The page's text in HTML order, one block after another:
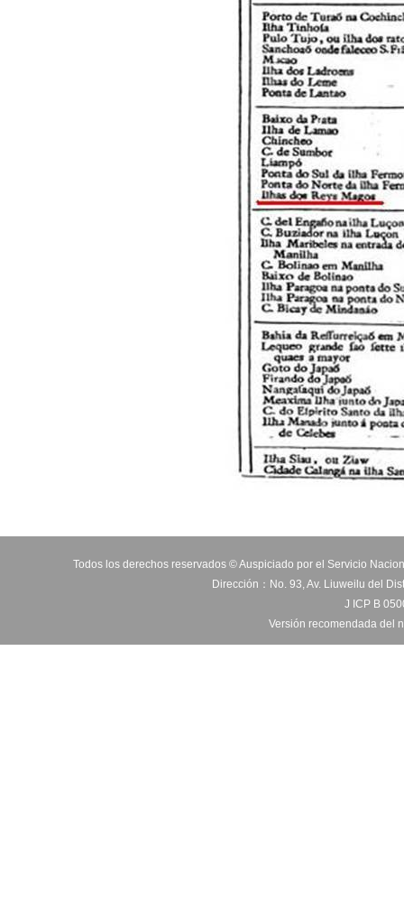
Todos los derechos reservados © Auspiciado por el Servicio
Dirección：No. 93, Av. Liuweilu del
J ICP B
Versión recomendada del